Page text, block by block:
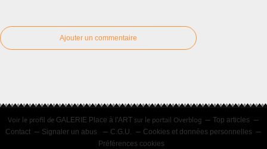
Ajouter un commentaire
Voir le profil de GALERIE Place à l'ART sur le portail Overblog
Top articles
Contact
Signaler un abus C.G.U.
Cookies et données personnelles
Préférences cookies